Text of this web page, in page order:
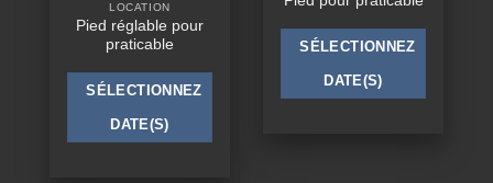
wishlist
LOCATION
Pied réglable pour
praticable
SÉLECTIONNEZ
DATE(S)
à la
SÉLECTIONNEZ
DATE(S)